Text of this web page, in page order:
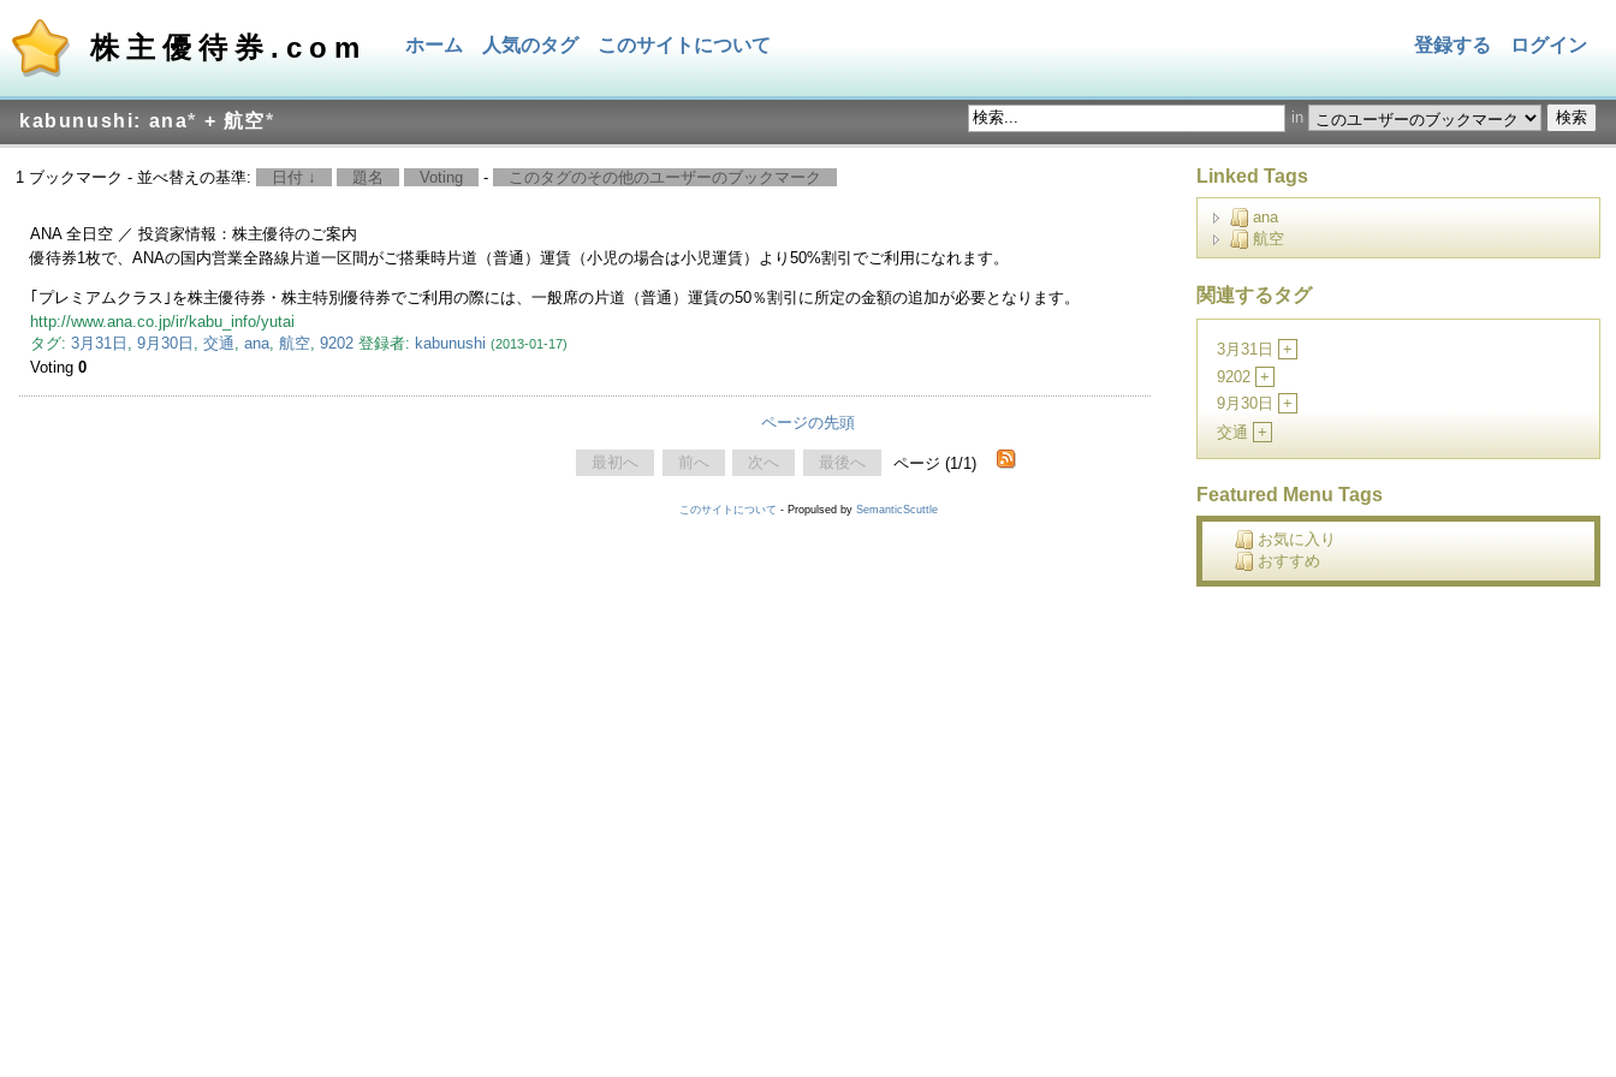
株主優待券.com ホーム 人気のタグ このサイトについて ログイン
登録する
kabunushi: ana* + 航空* in
1 ブックマーク - 並べ替えの基準: 日付 ↓ 題名 Voting - このタグのその他のユーザーのブックマーク
ANA 全日空 ／ 投資家情報：株主優待のご案内
優待券1枚で、ANAの国内営業全路線片道一区間がご搭乗時片道（普通）運賃（小児の場合は小児運賃）より50%割引でご利用になれます。
｢プレミアムクラス｣を株主優待券・株主特別優待券でご利用の際には、一般席の片道（普通）運賃の50％割引に所定の金額の追加が必要となります。
http://www.ana.co.jp/ir/kabu_info/yutai
タグ:3月31日 ,9月30日 ,交通,ana,航空,9202 登録者: kabunushi (2013-01-17)
Voting0
ページの先頭
最初へ 前へ 次へ 最後へ ページ (1/1)
Linked Tags
ana
航空
関連するタグ
3月31日
+
9202 +
9月30日
+
交通 +
Featured Menu Tags
お気に入り
おすすめ
このサイトについて - Propulsed by SemanticScuttle